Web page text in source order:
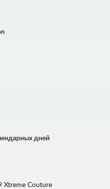
дней
Xtreme Couture